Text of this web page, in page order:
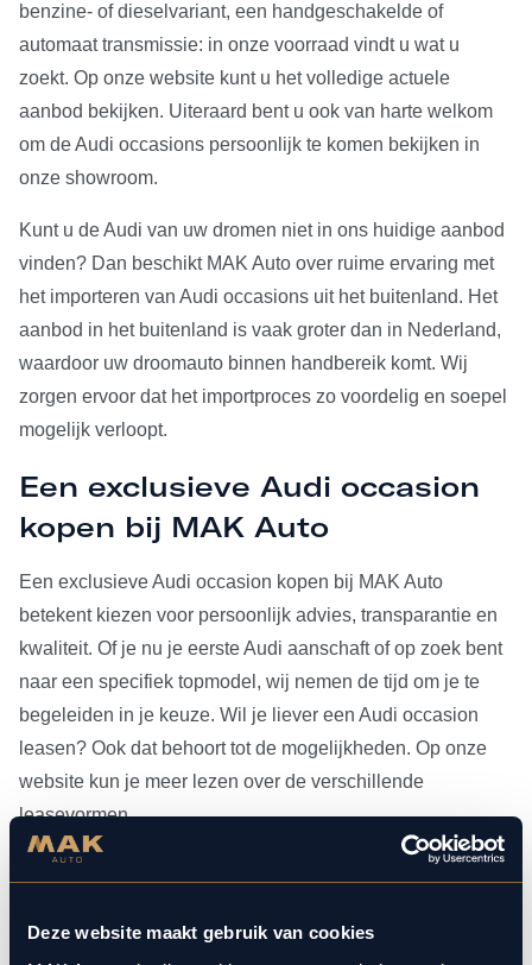
Deze website maakt gebruik van cookies
benzine- of dieselvariant, een handgeschakelde of
automaat transmissie: in onze voorraad vindt u wat u
zoekt. Op onze website kunt u het volledige actuele
aanbod bekijken. Uiteraard bent u ook van harte welkom
om de Audi occasions persoonlijk te komen bekijken in
onze showroom.
Kunt u de Audi van uw dromen niet in ons huidige aanbod
vinden? Dan beschikt MAK Auto over ruime ervaring met
het importeren van Audi occasions uit het buitenland. Het
aanbod in het buitenland is vaak groter dan in Nederland,
waardoor uw droomauto binnen handbereik komt. Wij
zorgen ervoor dat het importproces zo voordelig en soepel
mogelijk verloopt.
Een exclusieve Audi occasion
kopen bij MAK Auto
Een exclusieve Audi occasion kopen bij MAK Auto
betekent kiezen voor persoonlijk advies, transparantie en
kwaliteit. Of je nu je eerste Audi aanschaft of op zoek bent
naar een specifiek topmodel, wij nemen de tijd om je te
begeleiden in je keuze. Wil je liever een Audi occasion
leasen? Ook dat behoort tot de mogelijkheden. Op onze
website kun je meer lezen over de verschillende
leasevormen.
Heb je je Audi occasion eenmaal gevonden, dan kun je
aangesloten bij Bosch Car Service, beschikken onze